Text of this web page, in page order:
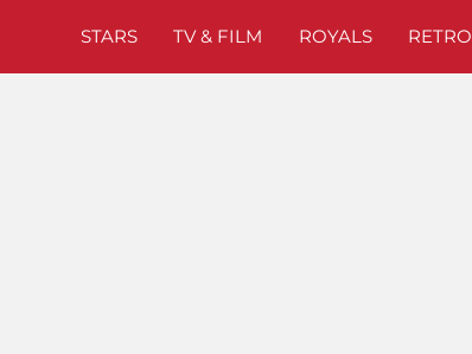
STARS TV & FILM ROYALS RETRO